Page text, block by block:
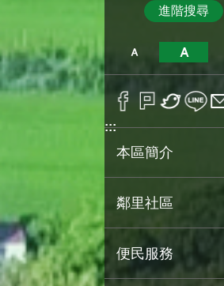
進階搜尋
:::
本區簡介
鄰里社區
便民服務